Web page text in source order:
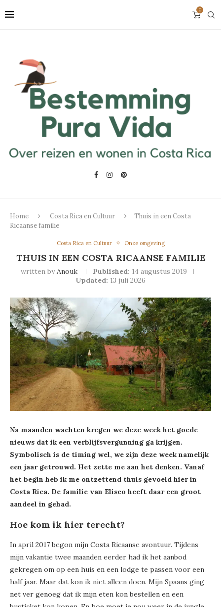
0
Home Costa Rica en Cultuur
Thuis in een Costa
Ricaanse familie
Costa Rica en Cultuur Onze omgeving
THUIS IN EEN COSTA RICAANSE FAMILIE
written byAnouk Published: 14 augustus 2019
Updated: 13 juli 2026
Na maanden wachten kregen we deze week het goede
nieuws dat ik een verblijfsvergunning ga krijgen.
Symbolisch is de timing wel, we zijn deze week namelijk
een jaar getrouwd. Het zette me aan het denken. Vanaf
het begin heb ik me ontzettend thuis gevoeld hier in
Costa Rica. De familie van Eliseo heeft daar een groot
aandeel in gehad.
Hoe kom ik hier terecht?
In april 2017 begon mijn Costa Ricaanse avontuur. Tijdens
mijn vakantie twee maanden eerder had ik het aanbod
gekregen om op een huis en een lodge te passen voor een
half jaar. Maar dat kon ik niet alleen doen. Mijn Spaans ging
net ver genoeg dat ik mijn eten kon bestellen en een